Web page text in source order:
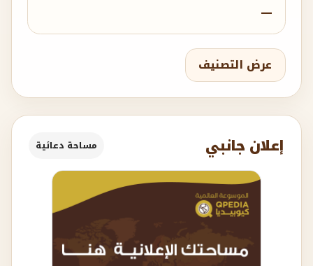
—
عرض التصنيف
إعلان جانبي مساحة دعائية